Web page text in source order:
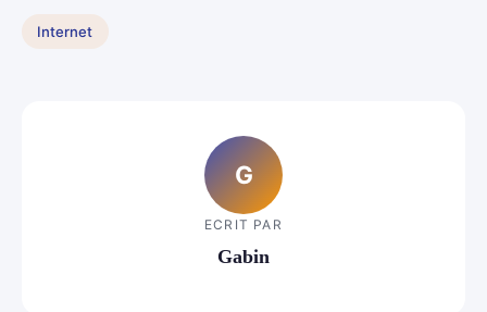
Internet
G
ECRIT PAR
Gabin